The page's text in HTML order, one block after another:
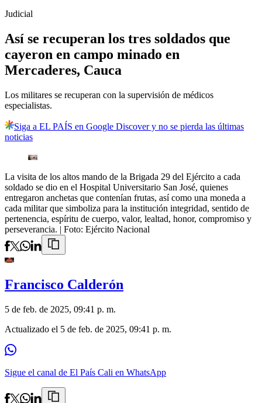
Judicial
Así se recuperan los tres soldados que
cayeron en campo minado en
Mercaderes, Cauca
Los militares se recuperan con la supervisión de médicos
especialistas.
Siga a EL PAÍS en Google Discover y no se pierda las últimas
noticias
La visita de los altos mando de la Brigada 29 del Ejército a cada
soldado se dio en el Hospital Universitario San José, quienes
entregaron anchetas que contenían frutas, así como una moneda a
cada militar que simboliza para la institución integridad, sentido de
pertenencia, espíritu de cuerpo, valor, lealtad, honor, compromiso y
perseverancia. | Foto: Ejército Nacional
Francisco Calderón
5 de feb. de 2025, 09:41 p. m.
Actualizado el 5 de feb. de 2025, 09:41 p. m.
Sigue el canal de El País Cali en WhatsApp